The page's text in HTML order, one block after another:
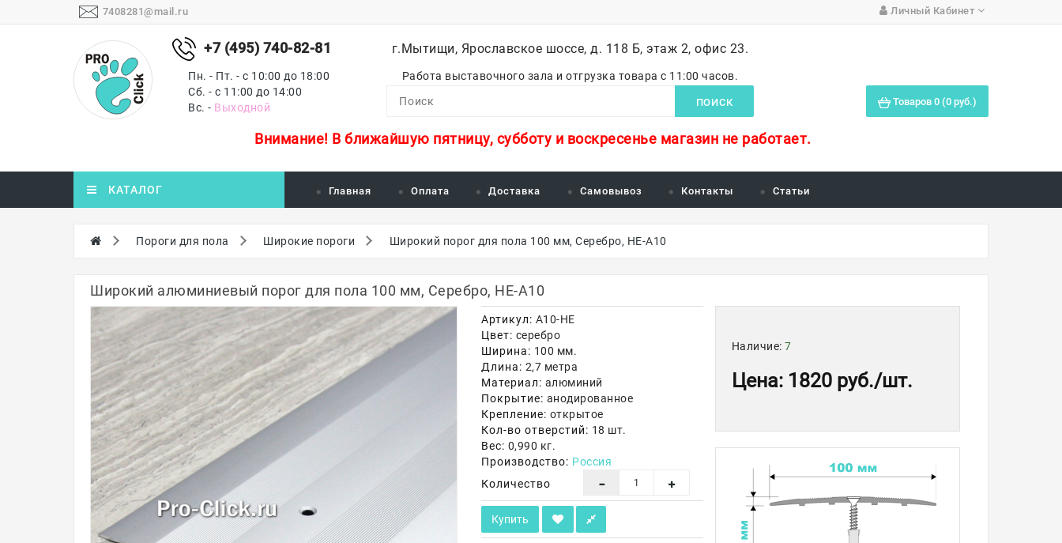
7408281@mail.ru Личный Кабинет
+7 (495) 740-82-81
Пн. - Пт. - с 10:00 до 18:00
Сб. - с 11:00 до 14:00
Вс. - Выходной
г.Мытищи, Ярославское шоссе, д. 118 Б, этаж 2, офис 23.
Работа выставочного зала и отгрузка товара с 11:00 часов.
ПОИСК Товаров 0 (0 руб.)
Внимание! В ближайшую пятницу, субботу и воскресенье магазин не работает.
КАТАЛОГ Главная Оплата Доставка Самовывоз Контакты Статьи
Пороги для пола Широкие пороги Широкий порог для пола 100 мм, Серебро, НЕ-А10
Широкий алюминиевый порог для пола 100 мм, Серебро, НЕ-А10
Артикул: А10-НЕ
Цвет: серебро
Ширина: 100 мм.
Длина: 2,7 метра
Материал: алюминий
Покрытие: анодированное
Крепление: открытое
Кол-во отверстий: 18 шт.
Вес: 0,990 кг.
Производство: Россия
Количество
Купить
Наличие: 7
Цена: 1820 руб./шт.